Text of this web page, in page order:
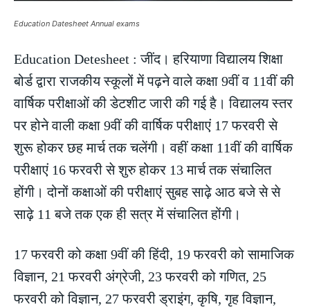
Education Datesheet Annual exams
Education Detesheet : जींद। हरियाणा विद्यालय शिक्षा
बोर्ड द्वारा राजकीय स्कूलों में पढ़ने वाले कक्षा 9वीं व 11वीं की
वार्षिक परीक्षाओं की डेटशीट जारी की गई है। विद्यालय स्तर
पर होने वाली कक्षा 9वीं की वार्षिक परीक्षाएं 17 फरवरी से
शुरू होकर छह मार्च तक चलेंगी। वहीं कक्षा 11वीं की वार्षिक
परीक्षाएं 16 फरवरी से शुरु होकर 13 मार्च तक संचालित
होंगी। दोनों कक्षाओं की परीक्षाएं सुबह साढ़े आठ बजे से से
साढ़े 11 बजे तक एक ही सत्र में संचालित होंगी।
17 फरवरी को कक्षा 9वीं की हिंदी, 19 फरवरी को सामाजिक
विज्ञान, 21 फरवरी अंग्रेजी, 23 फरवरी को गणित, 25
फरवरी को विज्ञान, 27 फरवरी ड्राइंग, कृषि, गृह विज्ञान,